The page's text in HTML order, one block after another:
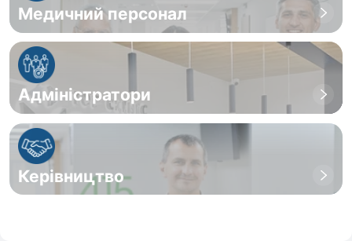
Медичний персонал
Адміністратори
Керівництво